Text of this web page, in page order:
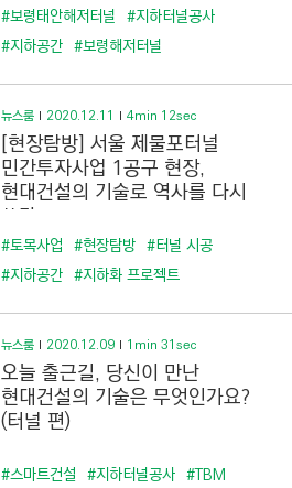
#보령태안해저터널 #지하터널공사
#지하공간 #보령해저터널
뉴스룸 2020.12.11 4min 12sec
[현장탐방] 서울 제물포터널
민간투자사업 1공구 현장,
현대건설의 기술로 역사를 다시
쓰다
#토목사업 #현장탐방 #터널 시공
#지하공간 #지하화 프로젝트
뉴스룸 2020.12.09 1min 31sec
오늘 출근길, 당신이 만난
현대건설의 기술은 무엇인가요?
(터널 편)
#스마트건설 #지하터널공사 #TBM